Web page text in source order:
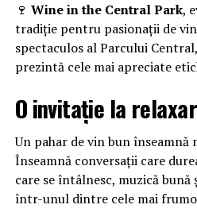
🍷 Wine in the Central Park,
tradiție pentru pasionații de
spectaculos al Parcului
prezintă cele mai apreciate
O invitație la
Un pahar de vin bun înseamnă
Înseamnă conversații care
care se întâlnesc, muzică
într-unul dintre cele mai